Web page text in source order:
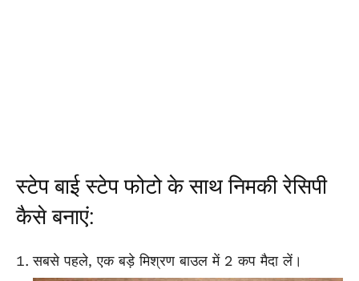
स्टेप बाई स्टेप फोटो के साथ निमकी रेसिपी
कैसे बनाएं:
सबसे पहले, एक बड़े मिश्रण बाउल में 2 कप मैदा लें।